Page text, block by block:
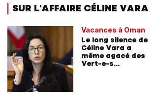
SUR L'AFFAIRE CÉLINE VARA
Vacances à Oman
Le long silence de
Céline Vara a
même agacé des
Vert-e-s